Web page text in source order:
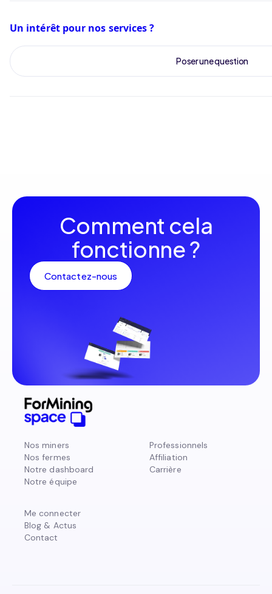
Un intérêt pour nos services ?
Poser une question
Comment cela
fonctionne ?
Contactez-nous
Nos miners
Nos fermes
Notre dashboard
Notre équipe
Professionnels
Affiliation
Carrière
Me connecter
Blog & Actus
Contact